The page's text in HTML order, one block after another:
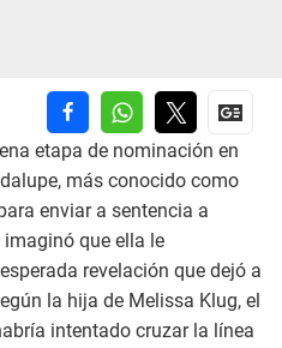
etapa de nominación en
más conocido como
enviar a sentencia a
imaginó que ella le
revelación que dejó a
la hija de Melissa Klug, el
intentado cruzar la línea